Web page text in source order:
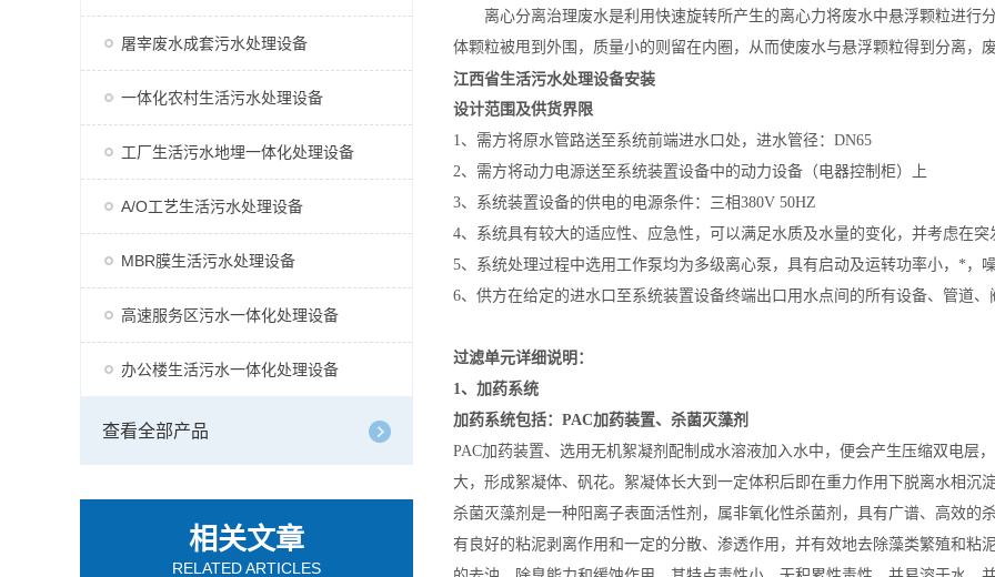
屠宰废水成套污水处理设备
一体化农村生活污水处理设备
工厂生活污水地埋一体化处理设备
A/O工艺生活污水处理设备
MBR膜生活污水处理设备
高速服务区污水一体化处理设备
办公楼生活污水一体化处理设备
查看全部产品
相关文章
RELATED ARTICLES
离心分离治理废水是利用快速旋转所产生的离心力将废水中悬浮颗粒进行
体颗粒被甩到外围，质量小的则留在内圈，从而使废水与悬浮颗粒得到分离，
江西省生活污水处理设备安装
设计范围及供货界限
1、需方将原水管路送至系统前端进水口处，进水管径：DN65
2、需方将动力电源送至系统装置设备中的动力设备（电器控制柜）上
3、系统装置设备的供电的电源条件：三相380V 50HZ
4、系统具有较大的适应性、应急性，可以满足水质及水量的变化，并考虑在
5、系统处理过程中选用工作泵均为多级离心泵，具有启动及运转功率小，*，
6、供方在给定的进水口至系统装置设备终端出口用水点间的所有设备、管道
过滤单元详细说明：
1、加药系统
加药系统包括：PAC加药装置、杀菌灭藻剂
PAC加药装置、选用无机絮凝剂配制成水溶液加入水中，便会产生压缩双电层
大，形成絮凝体、矾花。絮凝体长大到一定体积后即在重力作用下脱离水相沉
杀菌灭藻剂是一种阳离子表面活性剂，属非氧化性杀菌剂 ，具有广谱、高效的
有良好的粘泥剥离作用和一定的分散、渗透作用，并有效地去除藻类繁殖和粘